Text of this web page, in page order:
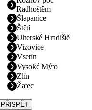
Radhoštěm
Šlapanice
Štětí
Uherské Hradiště
Vizovice
Vsetín
Vysoké Mýto
Zlín
Žatec